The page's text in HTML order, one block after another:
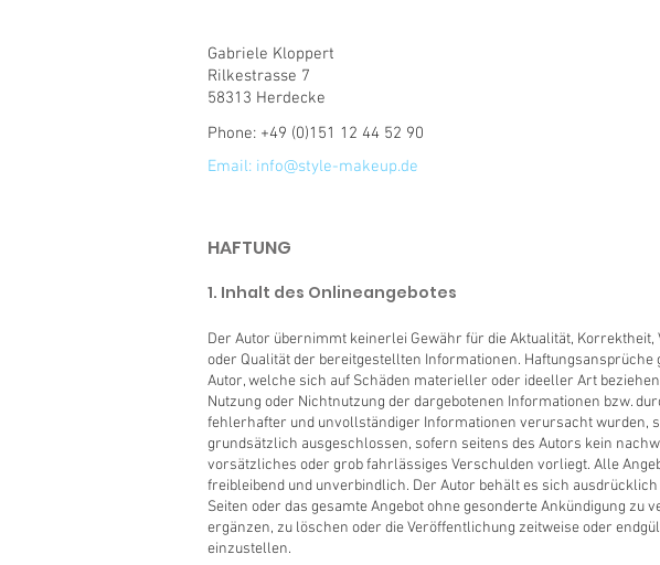
Gabriele Kloppert
Rilkestrasse 7
58313 Herdecke
Phone: +49 (0)151 12 44 52 90
Email: info@style-makeup.de
HAFTUNG
1. Inhalt des Onlineangebotes
Der Autor übernimmt keinerlei Gewähr für die Aktualität, Korrektheit,
oder Qualität der bereitgestellten Informationen. Haftungsansprüche
Autor, welche sich auf Schäden materieller oder ideeller Art
Nutzung oder Nichtnutzung der dargebotenen Informationen bzw.
fehlerhafter und unvollständiger Informationen verursacht wurden,
grundsätzlich ausgeschlossen, sofern seitens des Autors kein
vorsätzliches oder grob fahrlässiges Verschulden vorliegt. Alle
freibleibend und unverbindlich. Der Autor behält es sich ausdrücklich
Seiten oder das gesamte Angebot ohne gesonderte Ankündigung zu
ergänzen, zu löschen oder die Veröffentlichung zeitweise oder
einzustellen.